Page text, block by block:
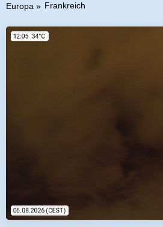
Europa Frankreich